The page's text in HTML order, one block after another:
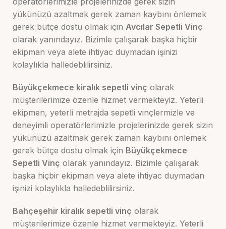
yükünüzü azaltmak gerek zaman kaybını önlemek
gerek bütçe dostu olmak için Avcılar Sepetli Vinç
olarak yanındayız. Bizimle çalışarak başka hiçbir
ekipman veya alete ihtiyac duymadan işinizi
kolaylıkla halledeblilirsiniz.
Büyükçekmece kiralık sepetli vinç olarak
müşterilerimize özenle hizmet vermekteyiz. Yeterli
ekipmen, yeterli metrajda sepetli vinçlermizle ve
deneyimli operatörlerimizle projelerinizde gerek sizin
yükünüzü azaltmak gerek zaman kaybını önlemek
gerek bütçe dostu olmak için Büyükçekmece
Sepetli Vinç olarak yanındayız. Bizimle çalışarak
başka hiçbir ekipman veya alete ihtiyac duymadan
işinizi kolaylıkla halledeblilirsiniz.
Bahçeşehir kiralık sepetli vinç olarak
müşterilerimize özenle hizmet vermekteyiz. Yeterli